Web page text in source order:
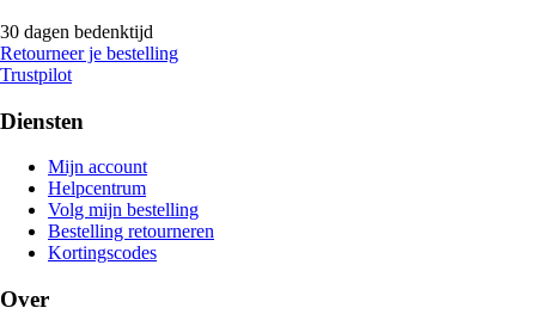
30 dagen bedenktijd
Retourneer je bestelling
Trustpilot
Diensten
Mijn account
Helpcentrum
Volg mijn bestelling
Bestelling retourneren
Kortingscodes
Over